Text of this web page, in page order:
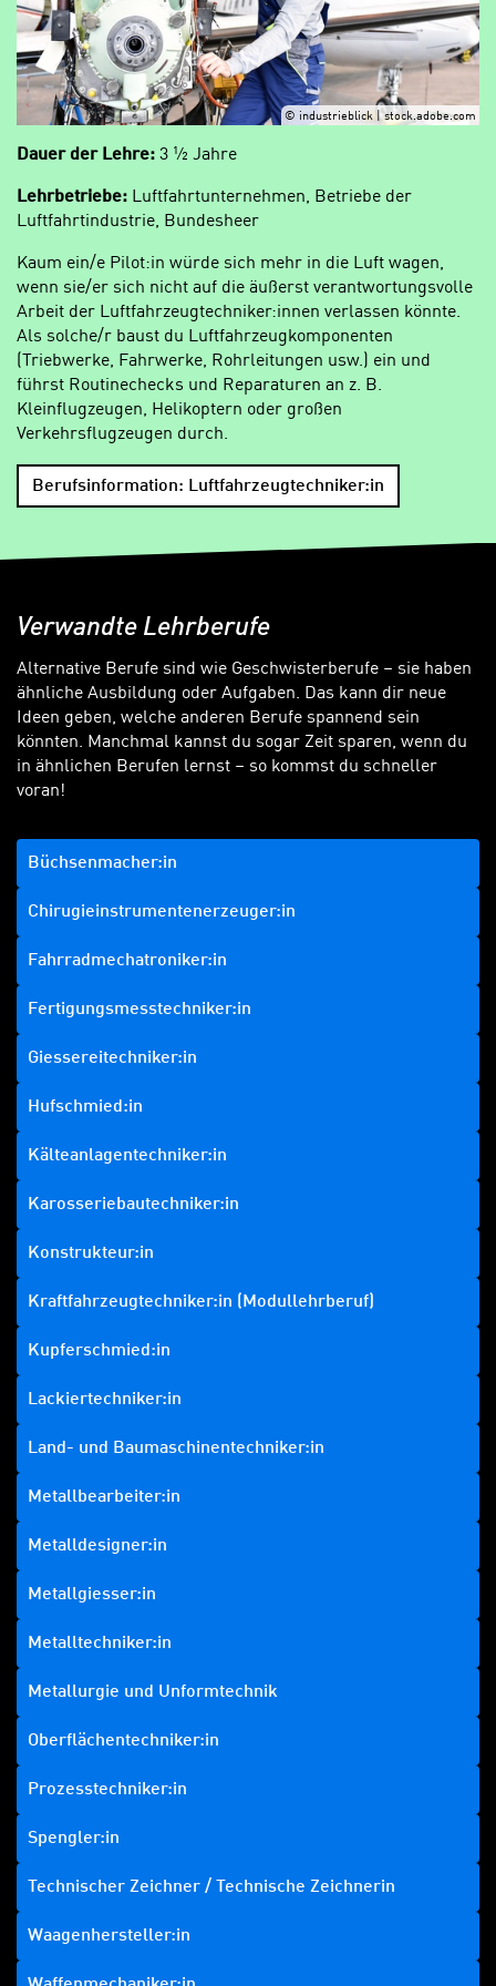
© industrieblick | stock.adobe.com
Dauer der Lehre: 3 ½ Jahre
Lehrbetriebe: Luftfahrtunternehmen, Betriebe der
Luftfahrtindustrie, Bundesheer
Kaum ein/e Pilot:in würde sich mehr in die Luft wagen,
wenn sie/er sich nicht auf die äußerst verantwortungsvolle
Arbeit der Luftfahrzeugtechniker:innen verlassen könnte.
Als solche/r baust du Luftfahrzeugkomponenten
(Triebwerke, Fahrwerke, Rohrleitungen usw.) ein und
führst Routinechecks und Reparaturen an z. B.
Kleinflugzeugen, Helikoptern oder großen
Verkehrsflugzeugen durch.
Berufsinformation: Luftfahrzeugtechniker:in
Verwandte Lehrberufe
Alternative Berufe sind wie Geschwisterberufe – sie haben
ähnliche Ausbildung oder Aufgaben. Das kann dir neue
Ideen geben, welche anderen Berufe spannend sein
könnten. Manchmal kannst du sogar Zeit sparen, wenn du
in ähnlichen Berufen lernst – so kommst du schneller
voran!
Büchsenmacher:in
Chirugieinstrumentenerzeuger:in
Fahrradmechatroniker:in
Fertigungsmesstechniker:in
Giessereitechniker:in
Hufschmied:in
Kälteanlagentechniker:in
Karosseriebautechniker:in
Konstrukteur:in
Kraftfahrzeugtechniker:in (Modullehrberuf)
Kupferschmied:in
Lackiertechniker:in
Land- und Baumaschinentechniker:in
Metallbearbeiter:in
Metalldesigner:in
Metallgiesser:in
Metalltechniker:in
Metallurgie und Unformtechnik
Oberflächentechniker:in
Prozesstechniker:in
Spengler:in
Technischer Zeichner / Technische Zeichnerin
Waagenhersteller:in